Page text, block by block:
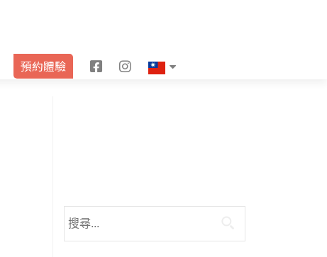
預約體驗
F
k
I
a